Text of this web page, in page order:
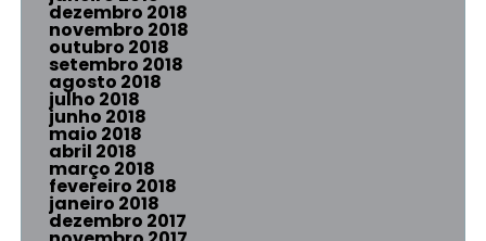
dezembro 2018
novembro 2018
outubro 2018
setembro 2018
agosto 2018
julho 2018
junho 2018
maio 2018
abril 2018
março 2018
fevereiro 2018
janeiro 2018
dezembro 2017